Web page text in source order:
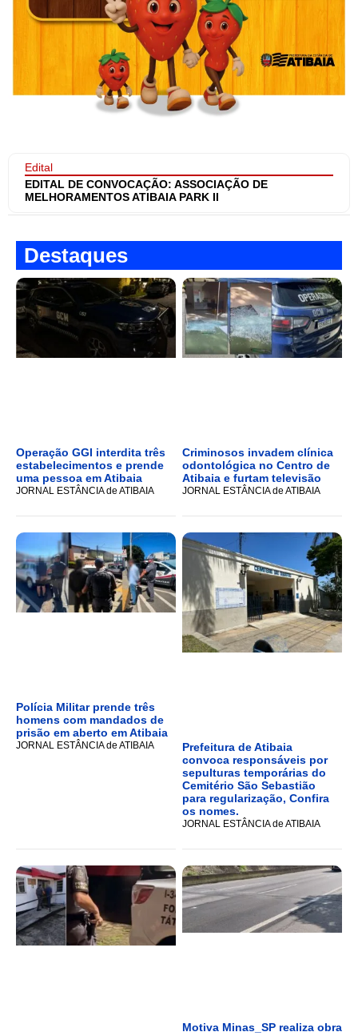
Edital
EDITAL DE CONVOCAÇÃO: ASSOCIAÇÃO DE
MELHORAMENTOS ATIBAIA PARK II
Destaques
Operação GGI interdita três
estabelecimentos e prende
uma pessoa em Atibaia
JORNAL ESTÂNCIA de ATIBAIA
Criminosos invadem clínica
odontológica no Centro de
Atibaia e furtam televisão
JORNAL ESTÂNCIA de ATIBAIA
Polícia Militar prende três
homens com mandados de
prisão em aberto em Atibaia
JORNAL ESTÂNCIA de ATIBAIA
Prefeitura de Atibaia
convoca responsáveis por
sepulturas temporárias do
Cemitério São Sebastião
para regularização, Confira
os nomes.
JORNAL ESTÂNCIA de ATIBAIA
Motiva Minas_SP realiza obra